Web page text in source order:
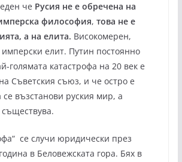
че Русия не е обречена на
философия, това не е
а на елита. Високомерен,
елит. Путин постоянно
голямата катастрофа на 20 век е
Съветския съюз, и че остро е
възстанови руския мир, а
се случи юридически през
в Беловежската гора. Бях в